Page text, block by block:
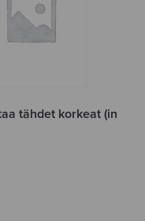
tähdet korkeat (in